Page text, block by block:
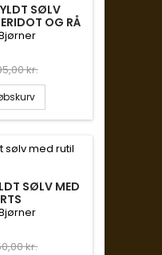
SØLV
OG RÅ
kr.
SØLV MED
kr.